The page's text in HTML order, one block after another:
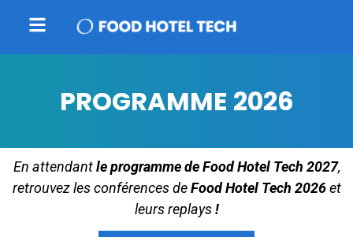
PROGRAMME 2026
En attendantle programme de Food Hotel Tech 2027,
retrouvez les conférences deFood Hotel Tech 2026et
leurs replays!